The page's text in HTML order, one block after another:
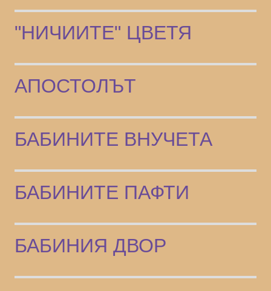
"НИЧИИТЕ" ЦВЕТЯ
АПОСТОЛЪТ
БАБИНИТЕ ВНУЧЕТА
БАБИНИТЕ ПАФТИ
БАБИНИЯ ДВОР